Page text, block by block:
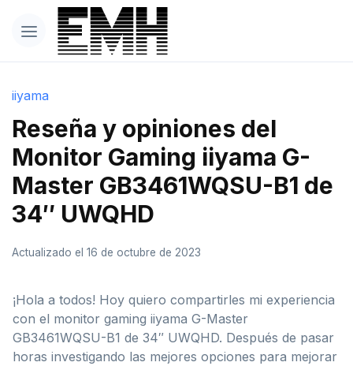
iiyama
Reseña y opiniones del
Monitor Gaming iiyama G-
Master GB3461WQSU-B1 de
34″ UWQHD
Actualizado el 16 de octubre de 2023
¡Hola a todos! Hoy quiero compartirles mi experiencia
con el monitor gaming iiyama G-Master
GB3461WQSU-B1 de 34″ UWQHD. Después de pasar
horas investigando las mejores opciones para mejorar